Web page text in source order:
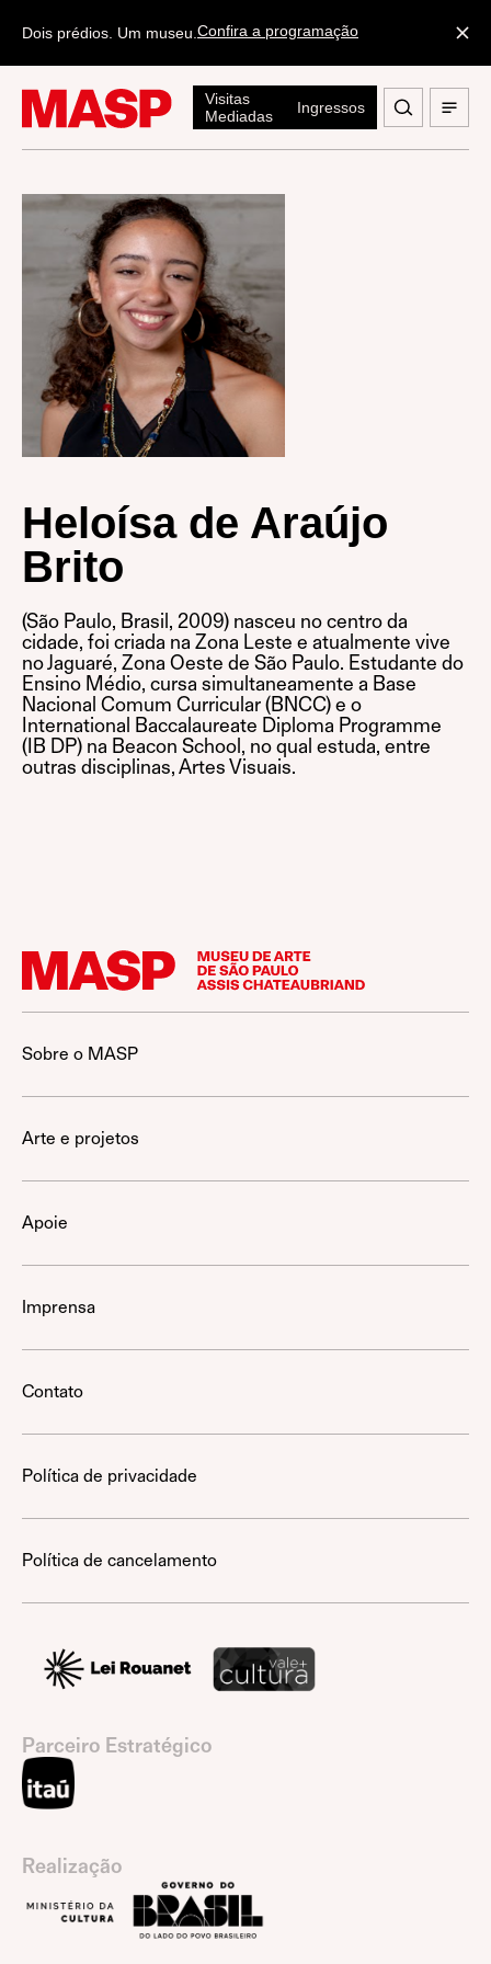
Dois prédios. Um museu. Confira a programação
Visitas
Mediadas
Ingressos
Heloísa de Araújo
Brito
(São Paulo, Brasil, 2009) nasceu no centro da
cidade, foi criada na Zona Leste e atualmente vive
no Jaguaré, Zona Oeste de São Paulo. Estudante do
Ensino Médio, cursa simultaneamente a Base
Nacional Comum Curricular (BNCC) e o
International Baccalaureate Diploma Programme
(IB DP) na Beacon School, no qual estuda, entre
outras disciplinas, Artes Visuais.
Sobre o MASP
Arte e projetos
Apoie
Imprensa
Contato
Política de privacidade
Política de cancelamento
Parceiro Estratégico
Realização